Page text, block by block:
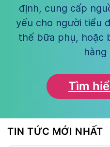
định, cung cấp
yếu cho người tiểu
thế bữa phụ, hoặc
hàng
Tìm
TIN TỨC MỚI NHẤT